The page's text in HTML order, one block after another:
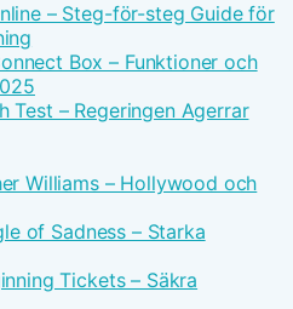
– Steg-för-steg Guide för
Box – Funktioner och
Test – Regeringen Agerrar
Williams – Hollywood och
of Sadness – Starka
Tickets – Säkra